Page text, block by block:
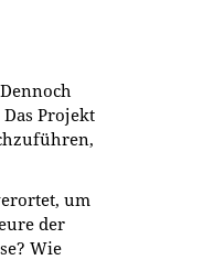
Projekt
um
der
Wie